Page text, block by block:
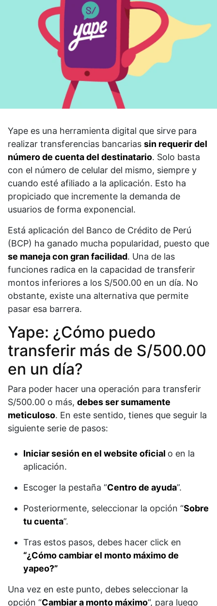
Yape es una herramienta digital que sirve para
realizar transferencias bancarias sin requerir del
número de cuenta del destinatario. Solo basta
con el número de celular del mismo, siempre y
cuando esté afiliado a la aplicación. Esto ha
propiciado que incremente la demanda de
usuarios de forma exponencial.
Está aplicación del Banco de Crédito de Perú
(BCP) ha ganado mucha popularidad, puesto que
se maneja con gran facilidad. Una de las
funciones radica en la capacidad de transferir
montos inferiores a los S/500.00 en un día. No
obstante, existe una alternativa que permite
pasar esa barrera.
Yape: ¿Cómo puedo
transferir más de S/500.00
en un día?
Para poder hacer una operación para transferir
S/500.00 o más, debes ser sumamente
meticuloso. En este sentido, tienes que seguir la
siguiente serie de pasos:
Iniciar sesión en el website oficial o en la
aplicación.
Escoger la pestaña “Centro de ayuda”.
Posteriormente, seleccionar la opción “Sobre
tu cuenta”.
Tras estos pasos, debes hacer click en
“¿Cómo cambiar el monto máximo de
yapeo?”
Una vez en este punto, debes seleccionar la
opción “Cambiar a monto máximo“, para luego